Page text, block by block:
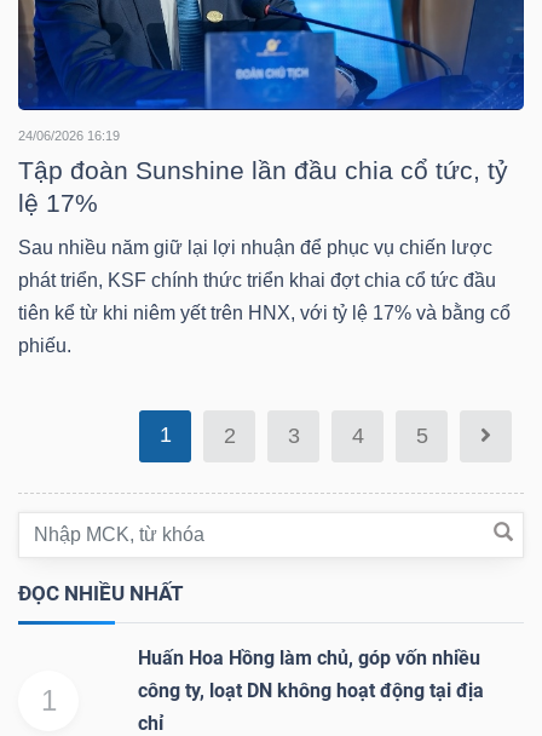
24/06/2026 16:19
Tập đoàn Sunshine lần đầu chia cổ tức, tỷ
lệ 17%
Sau nhiều năm giữ lại lợi nhuận để phục vụ chiến lược
phát triển, KSF chính thức triển khai đợt chia cổ tức đầu
tiên kể từ khi niêm yết trên HNX, với tỷ lệ 17% và bằng cổ
phiếu.
1 2 3 4 5
ĐỌC NHIỀU NHẤT
1
Huấn Hoa Hồng làm chủ, góp vốn nhiều
công ty, loạt DN không hoạt động tại địa
chỉ
THÔNG
TIN
DỊCH
TRUYỀN
THÔNG